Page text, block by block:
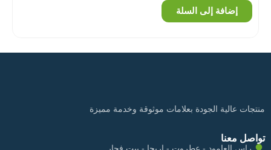
إضافة إلى السلة
منتجات عالية الجودة بعلامات موثوقة وخدمة مميزة
تواصل معنا